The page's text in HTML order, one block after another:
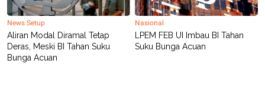
SITEMAPPROFILE TERM
OF
News Setup
Aliran Modal Diramal Tetap
Deras, Meski BI Tahan Suku
Bunga Acuan
Nasional
LPEM FEB UI Imbau BI Tahan
Suku Bunga Acuan